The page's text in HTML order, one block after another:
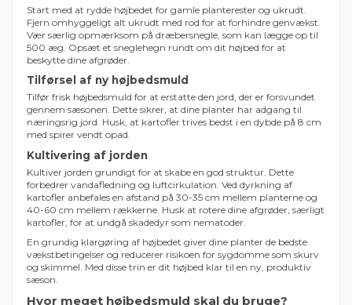
Start med at rydde højbedet for gamle planterester og ukrudt.
Fjern omhyggeligt alt ukrudt med rod for at forhindre genvækst.
Vær særlig opmærksom på dræbersnegle, som kan lægge op til
500 æg. Opsæt et sneglehegn rundt om dit højbed for at
beskytte dine afgrøder.
Tilførsel af ny højbedsmuld
Tilfør frisk højbedsmuld for at erstatte den jord, der er forsvundet
gennem sæsonen. Dette sikrer, at dine planter har adgang til
næringsrig jord. Husk, at kartofler trives bedst i en dybde på 8 cm
med spirer vendt opad.
Kultivering af jorden
Kultiver jorden grundigt for at skabe en god struktur. Dette
forbedrer vandafledning og luftcirkulation. Ved dyrkning af
kartofler anbefales en afstand på 30-35 cm mellem planterne og
40-60 cm mellem rækkerne. Husk at rotere dine afgrøder, særligt
kartofler, for at undgå skadedyr som nematoder.
En grundig klargøring af højbedet giver dine planter de bedste
vækstbetingelser og reducerer risikoen for sygdomme som skurv
og skimmel. Med disse trin er dit højbed klar til en ny, produktiv
sæson.
Hvor meget højbedsmuld skal du bruge?